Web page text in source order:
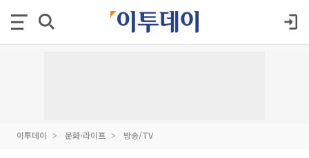
이투데이 문화·라이프 방송/TV